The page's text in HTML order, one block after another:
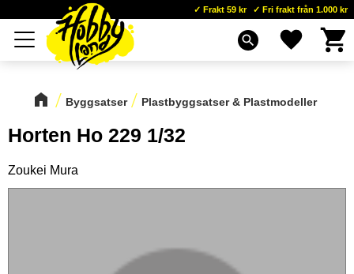
Meny
Frakt 59 kr Fri frakt från 1.000 kr
search Favoriter
Byggsatser Plastbyggsatser & Plastmodeller
Horten Ho 229 1/32
Zoukei Mura